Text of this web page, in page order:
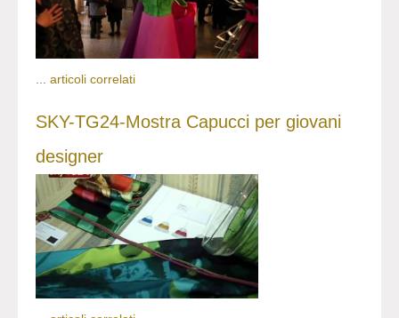
articoli correlati
SKY-TG24-Mostra Capucci per giovani
designer